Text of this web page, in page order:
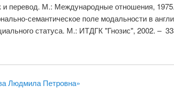
перевод. М.: Международные отношения,
семантическое поле модальности в
статуса. М.: ИТДГК "Гнозис", 2002. –
Людмила Петровна»